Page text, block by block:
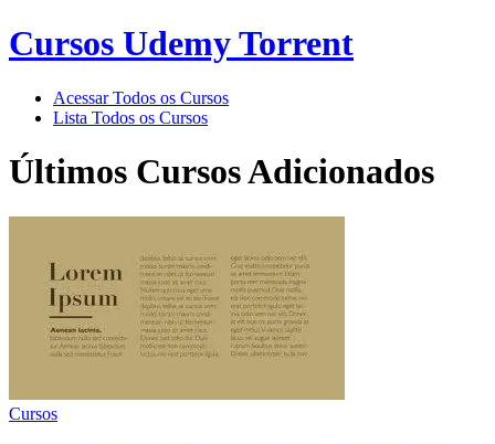
Cursos Udemy Torrent
Acessar Todos os Cursos
Lista Todos os Cursos
Últimos Cursos Adicionados
Cursos